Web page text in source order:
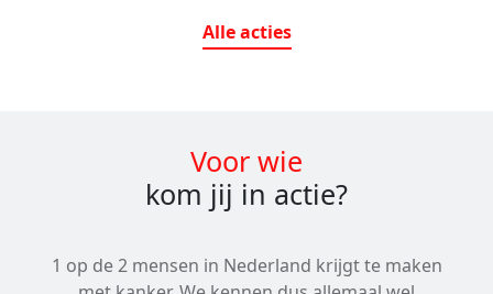
Alleacties
Voor wie
kom jij in actie?
1 op de 2 mensen in Nederland krijgt te maken